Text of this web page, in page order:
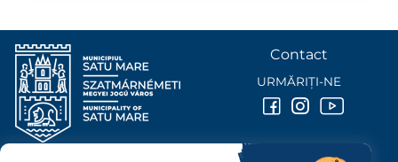
Contact
URMĂRIȚI-NE